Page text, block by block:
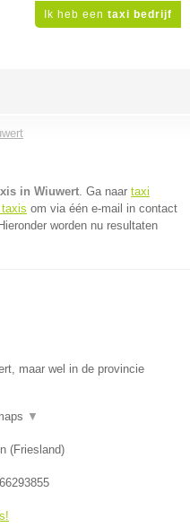
Ik heb een taxi bedrijf
in Wiuwert. Ga naar taxi
om via één e-mail in contact
worden nu resultaten
maar wel in de provincie
▼
(Friesland)
66293855